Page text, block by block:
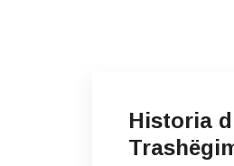
Historia